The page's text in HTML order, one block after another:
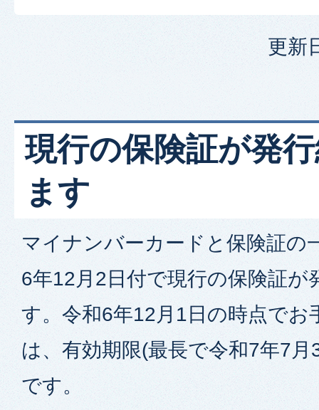
更新
現行の保険証が発
ます
マイナンバーカードと保険証の
6年12月2日付で現行の保険証が
す。令和6年12月1日の時点でお
は、有効期限(最長で令和7年7
です。